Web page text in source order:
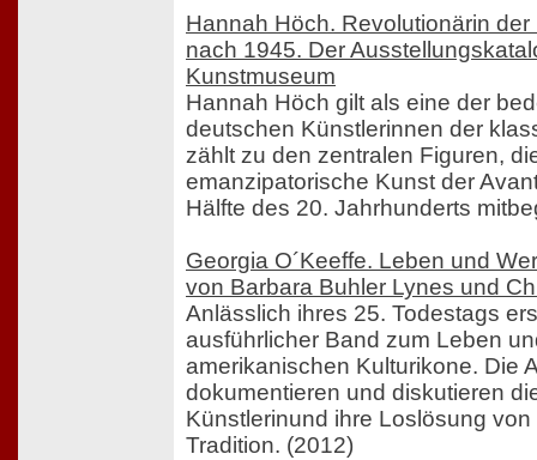
Hannah Höch. Revolutionärin
nach 1945. Der
Kunstmuseum
Hannah Höch gilt als eine der
deutschen Künstlerinnen der
zählt zu den zentralen Figuren,
emanzipatorische Kunst der
Hälfte des 20. Jahrhunderts
Georgia O´Keeffe. Leben und
von Barbara Buhler Lynes und
Anlässlich ihres 25. Todestags
ausführlicher Band zum Leben
amerikanischen Kulturikone. Die
dokumentieren und diskutieren
Künstlerinund ihre Loslösung
Tradition. (2012)